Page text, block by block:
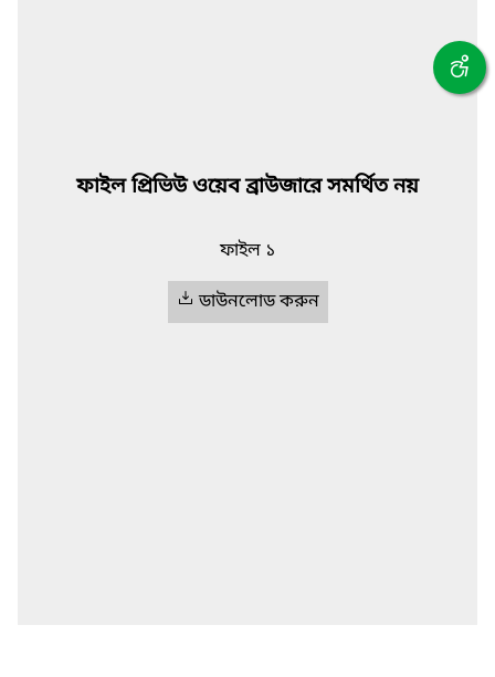
ফাইল প্রিভিউ ওয়েব ব্রাউজারে সমর্থিত নয়
ফাইল ১
ডাউনলোড করুন